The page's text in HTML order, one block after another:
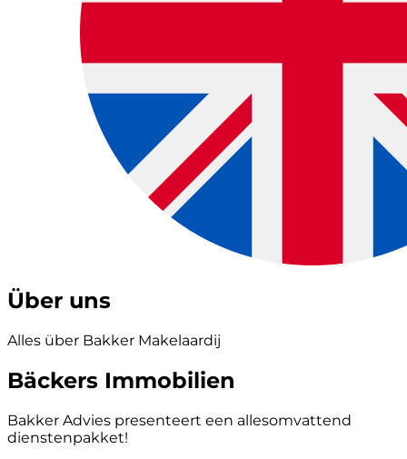
Über uns
Alles über Bakker Makelaardij
Bäckers Immobilien
Bakker Advies presenteert een allesomvattend
dienstenpakket!